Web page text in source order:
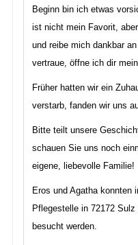
Beginn bin ich etwas
ist nicht mein Favorit,
und reibe mich dankbar
vertraue, öffne ich dir
Früher hatten wir ein
verstarb, fanden wir uns
Bitte teilt unsere
schauen Sie uns noch
eigene, liebevolle Familie!
Eros und Agatha konnten
Pflegestelle in 72172
besucht werden.